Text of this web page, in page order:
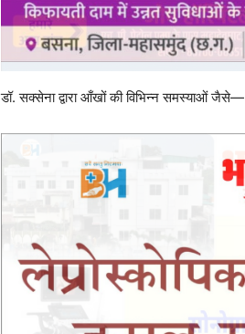
डॉ. सक्सेना द्वारा आँखों की विभिन्न समस्याओं जैसे—